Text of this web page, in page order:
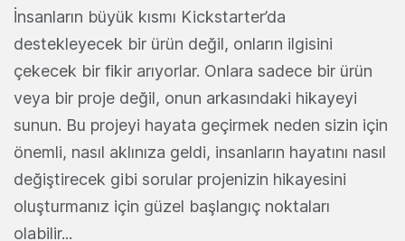
İnsanların büyük kısmı Kickstarter’da
destekleyecek bir ürün değil, onların ilgisini
çekecek bir fikir arıyorlar. Onlara sadece bir ürün
veya bir proje değil, onun arkasındaki hikayeyi
sunun. Bu projeyi hayata geçirmek neden sizin için
önemli, nasıl aklınıza geldi, insanların hayatını nasıl
değiştirecek gibi sorular projenizin hikayesini
oluşturmanız için güzel başlangıç noktaları
olabilir...